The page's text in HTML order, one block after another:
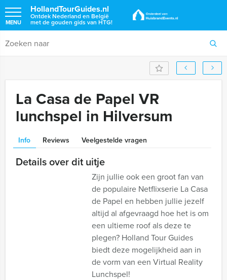
HollandTourGuides.nl
Ontdek Nederland en België
met de gouden gids van HTG!
MENU
La Casa de Papel VR
lunchspel in Hilversum
Info Reviews Veelgestelde vragen
Details over dit uitje
Zijn jullie ook een groot fan van
de populaire Netflixserie La Casa
de Papel en hebben jullie jezelf
altijd al afgevraagd hoe het is om
een ultieme roof als deze te
plegen? Holland Tour Guides
biedt deze mogelijkheid aan in
de vorm van een Virtual Reality
Lunchspel!